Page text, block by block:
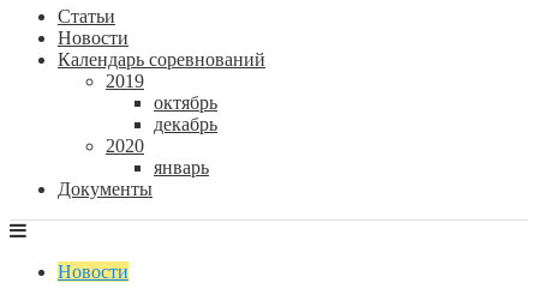
Статьи
Новости
Календарь соревнований
2019
октябрь
декабрь
2020
январь
Документы
Новости